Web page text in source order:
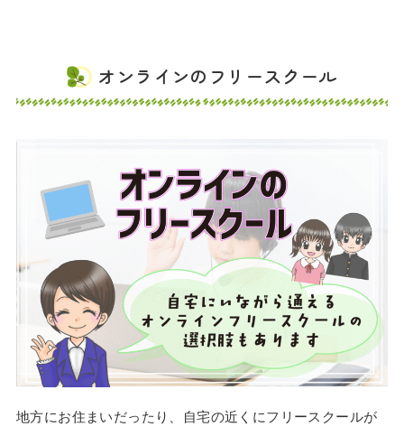
オンラインのフリースクール
地方にお住まいだったり、自宅の近くにフリースクールが